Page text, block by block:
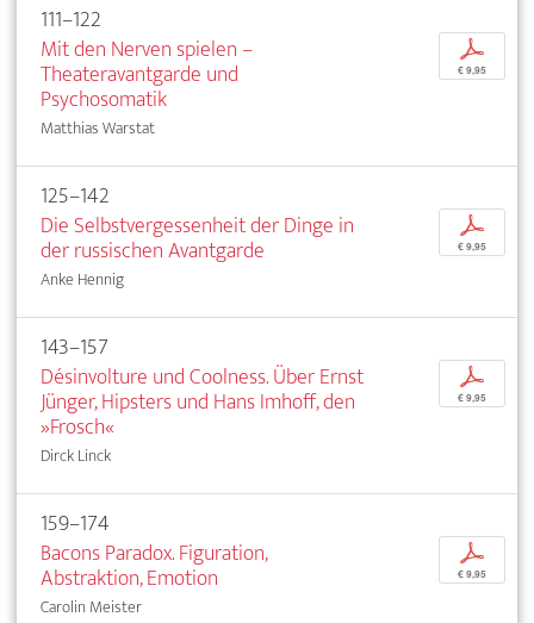
111–122
Mit den Nerven spielen –
Theateravantgarde und
Psychosomatik
Matthias Warstat
p
€ 9,95
125–142
Die Selbstvergessenheit der Dinge in
der russischen Avantgarde
Anke Hennig
p
€ 9,95
143–157
Désinvolture und Coolness. Über Ernst
Jünger, Hipsters und Hans Imhoff, den
»Frosch«
Dirck Linck
p
€ 9,95
159–174
Bacons Paradox. Figuration,
Abstraktion, Emotion
Carolin Meister
p
€ 9,95